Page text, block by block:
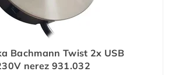
Bachmann Twist 2x USB
nerez 931.032